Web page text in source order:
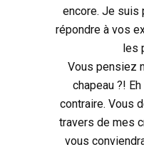
encore. Je suis
répondre à vos
les
Vous pensiez
chapeau ?!
contraire. Vous
travers de mes
vous